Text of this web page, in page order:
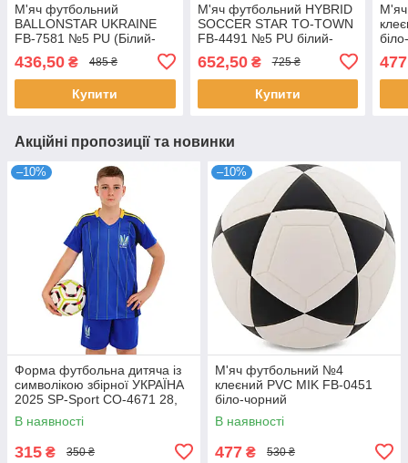
М'яч футбольний
BALLONSTAR UKRAINE
FB-7581 №5 PU (Білий-
436,50 ₴ 485 ₴
Купити
М'яч футбольний HYBRID
SOCCER STAR TO-TOWN
FB-4491 №5 PU білий-
652,50₴ 725 ₴
Купити
477
Акційні пропозиції та новинки
–10%
Форма футбольна дитяча із
символікою збірної УКРАЇНА
2025 SP-Sport CO-4671 28,
зріст 145-150 Синій
В наявності
315 ₴ 350 ₴
–10%
М'яч футбольний №4
клеєний PVC MIK FB-0451
біло-чорний
В наявності
477 ₴ 530 ₴